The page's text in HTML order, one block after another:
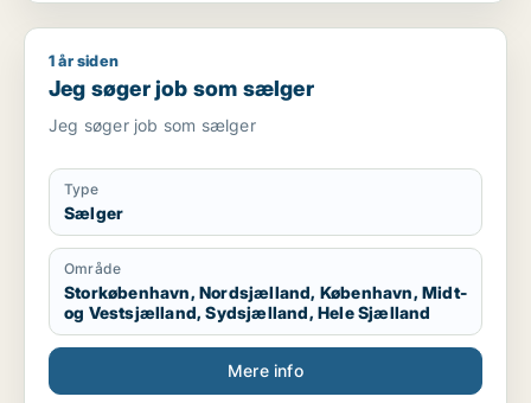
Jeg søger job som sælger
1 år siden
Jeg søger job som sælger
Jeg søger job som sælger
Type
Sælger
Område
Storkøbenhavn, Nordsjælland, København, Midt-
og Vestsjælland, Sydsjælland, Hele Sjælland
Mere info